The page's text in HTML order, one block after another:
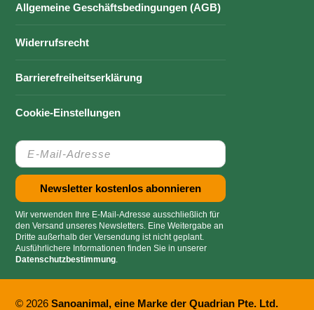
Allgemeine Geschäftsbedingungen (AGB)
Widerrufsrecht
Barrierefreiheitserklärung
Cookie-Einstellungen
Wir verwenden Ihre E-Mail-Adresse ausschließlich für
den Versand unseres Newsletters. Eine Weitergabe an
Dritte außerhalb der Versendung ist nicht geplant.
Ausführlichere Informationen finden Sie in unserer
Datenschutzbestimmung
© 2026Sanoanimal, eine Marke der Quadrian Pte. Ltd.